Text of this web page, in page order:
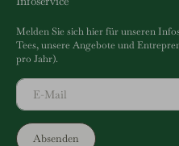
Melden Sie sich hier für unseren
Tees, unsere Angebote und
pro Jahr).